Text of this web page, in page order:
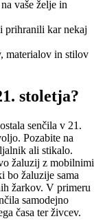
vaše želje in
prihranili kar nekaj
materialov in stilov
stoletja?
senčila v 21.
Pozabite na
ali stikalo.
žaluzij z mobilnimi
bo žaluzije sama
žarkov. V primeru
samodejno
časa ter živcev.